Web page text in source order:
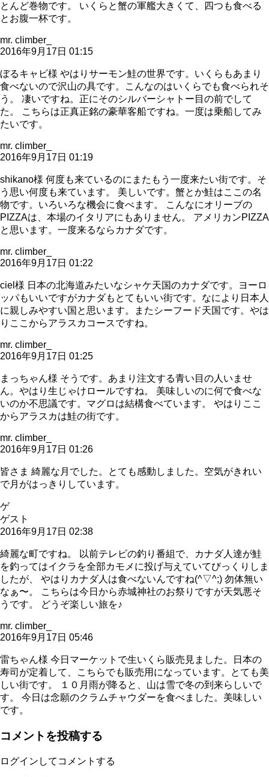
とんど巻物です。 いくらと蟹の軍艦大きくて、四つも食べる
とお腹一杯です。
mr. climber_
2016年9月17日 01:15
ぼるキャビ様 やはりサーモン鮭の世界です。いくらもあまり
食べないので沢山の具です。こんなのはいくらでも食べられそ
う。 凄いですね。正にそのシルバーシャトー目の前でして
た。 こちらは正真正銘の豪華客船ですね。一度は乗船してみ
たいです。
mr. climber_
2016年9月17日 01:19
shikano様 何度も来ているのにまたもう一度来たい街です。そ
う思い何度も来ています。 美しいです。蟹とか鮭はここの名
物です。いろいろな機会に食べます。 こんなにオリーブの
PIZZAは、本場のイタリアにもありません。 アメリカンPIZZA
と思います。一度来るならカナダです。
mr. climber_
2016年9月17日 01:22
ciel様 日本の北海道みたいなシャケ天国のカナダです。ヨーロ
ッパもいいですがカナダもとてもいい街です。なにより日本人
に親しみやすい国と思います。またシーフード天国です。やは
りここからアラスカコースですね。
mr. climber_
2016年9月17日 01:25
まっちゃん様 そうです。あまり注文する青い目の人いませ
ん。やはり生じゃけロールですね。 美味しいのに何で食べな
いのか不思議です。マグロは結構食べています。 やはりここ
からアラスカは鮭の街です。
mr. climber_
2016年9月17日 01:26
皆さま 綺麗な月でした。とても感動しました。空気がきれい
で月がはっきりしています。
ゲ
ゲスト
2016年9月17日 02:38
綺麗な町ですね。 以前テレビの釣り番組で、カナダ人達が鮭
を釣ってはイクラを全部カモメに投げ与えていてびっくりしま
したが、 やはりカナダ人は食べないんですね(^▽^;) 勿体無い
なぁ〜。 こちらは今日から赤城神社のお祭りですが天気悪そ
うです。 どうぞ楽しい旅を♪
mr. climber_
2016年9月17日 05:46
雷ちゃん様 今日マーケットで生いくら販売見ました。日本の
寿司が定着して、こちらでも販売用になっています。とても美
しい街です。 １０月雨が降ると、山は雪で冬の到来らしいで
す。 今日は念願のクラムチャウダーを食べました。美味しい
です。
コメントを投稿する
ログインしてコメントする